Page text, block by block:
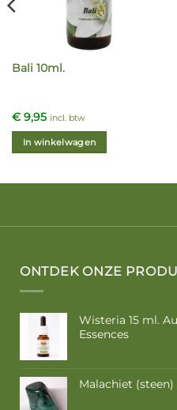
Bali 10ml.
€9,95 incl. btw
In winkelwagen
ONTDEK ONZE
Wisteria 15 ml.
Essences
Malachiet (steen)